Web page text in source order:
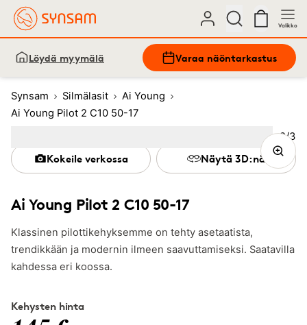
Valikko
Löydä myymälä Varaa näöntarkastus
Synsam Silmälasit
Ai Young
Ai Young Pilot 2 C10 50-17
Ai Young Pilot 2 C10 50-17
Klassinen pilottikehyksemme on tehty asetaatista,
trendikkään ja modernin ilmeen saavuttamiseksi. Saatavilla
kahdessa eri koossa.
Kehysten hinta
Kokeile verkossa Näytä 3D:nä
Kuva
2/3
3